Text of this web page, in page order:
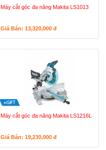
Máy cắt góc đa năng Makita LS1013
Giá Bán: 13,320,000 đ
Máy cắt góc đa năng Makita LS1216L
Giá Bán: 19,230,000 đ